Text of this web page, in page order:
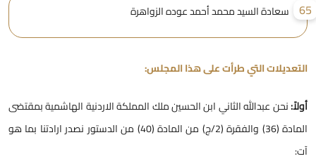
سعادة السيد محمد أحمد عوده الزواهرة
التعديلات التي طرأت على هذا المجلس:
أولاً:نحن عبدالله الثاني ابن الحسين ملك المملكة الاردنية الهاشمية بمقتضى
المادة (36) والفقرة (2/ج) من المادة (40) من الدستور نصدر ارادتنا بما هو
آت: